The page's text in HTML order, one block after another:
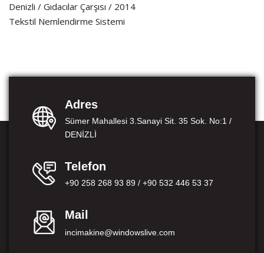
Denizli / Gıdacılar Çarşısı / 2014
Tekstil Nemlendirme Sistemi
Adres
Sümer Mahallesi 3.Sanayi Sit. 35 Sok. No:1 /
DENİZLİ
Telefon
+90 258 268 93 89 / +90 532 446 53 37
Mail
incimakine@windowslive.com